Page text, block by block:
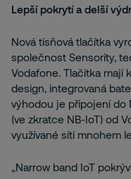
Lepší pokrytí a delší
Nová tísňová tlačítka
společnost Sensority,
Vodafone. Tlačítka mají
design, integrovaná
výhodou je připojení do
(ve zkratce NB-IoT) od
využívané síti mnohem
„Narrow band IoT